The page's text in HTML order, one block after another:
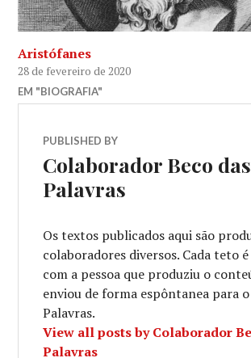
Aristófanes
28 de fevereiro de 2020
EM "BIOGRAFIA"
PUBLISHED BY
Colaborador Beco das
Palavras
Os textos publicados aqui são
colaboradores diversos. Cada teto
com a pessoa que produziu o
enviou de forma espôntanea para o
Palavras.
View all posts by Colaborador
Palavras